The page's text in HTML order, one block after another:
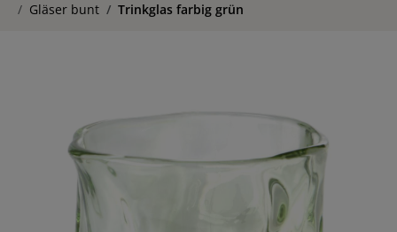
Gläser bunt
Trinkglas farbig grün